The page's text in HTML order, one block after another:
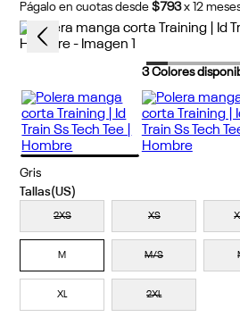
Págalo en cuotas desde $793 x 12
3Colores
Gris
2XS XS
M M/S
XL 2XL